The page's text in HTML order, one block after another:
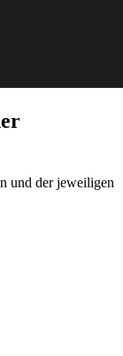
und der jeweiligen